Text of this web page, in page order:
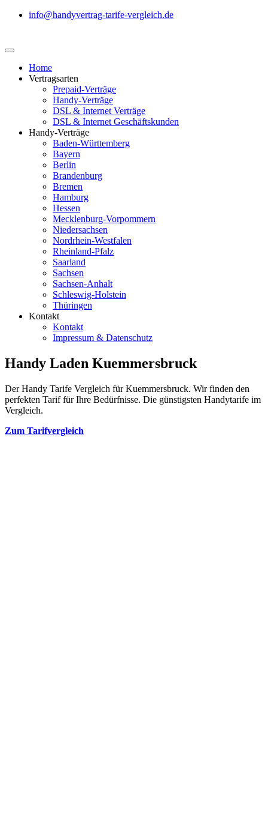
info@handyvertrag-tarife-vergleich.de
Home
Vertragsarten
Prepaid-Verträge
Handy-Verträge
DSL & Internet Verträge
DSL & Internet Geschäftskunden
Handy-Verträge
Baden-Württemberg
Bayern
Berlin
Brandenburg
Bremen
Hamburg
Hessen
Mecklenburg-Vorpommern
Niedersachsen
Nordrhein-Westfalen
Rheinland-Pfalz
Saarland
Sachsen
Sachsen-Anhalt
Schleswig-Holstein
Thüringen
Kontakt
Kontakt
Impressum & Datenschutz
Handy Laden Kuemmersbruck
Der Handy Tarife Vergleich für Kuemmersbruck. Wir finden den
perfekten Tarif für Ihre Bedürfnisse. Die günstigsten Handytarife im
Vergleich.
Zum Tarifvergleich